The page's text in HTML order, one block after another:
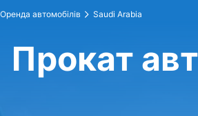
Оренда автомобілів Saudi Arabia
Прокат